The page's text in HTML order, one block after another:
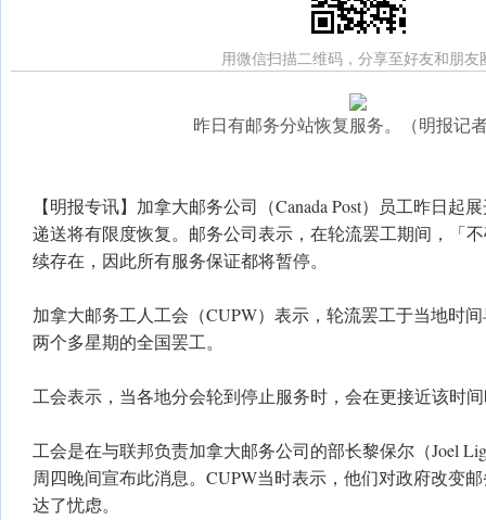
用微信扫描二维码，分享至好友和朋友
昨日有邮务分站恢复服务。（明报记
【明报专讯】加拿大邮务公司（Canada Post）员工昨日起
递送将有限度恢复。邮务公司表示，在轮流罢工期间，「
续存在，因此所有服务保证都将暂停。
加拿大邮务工人工会（CUPW）表示，轮流罢工于当地时
两个多星期的全国罢工。
工会表示，当各地分会轮到停止服务时，会在更接近该时
工会是在与联邦负责加拿大邮务公司的部长黎保尔（Joel
周四晚间宣布此消息。CUPW当时表示，他们对政府改变
达了忧虑。